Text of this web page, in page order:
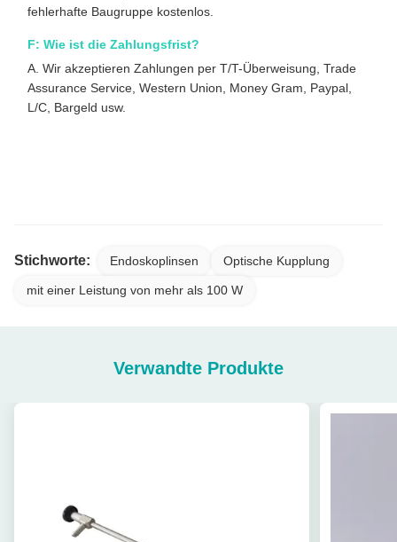
fehlerhafte Baugruppe kostenlos.
F: Wie ist die Zahlungsfrist?
A. Wir akzeptieren Zahlungen per T/T-Überweisung, Trade
Assurance Service, Western Union, Money Gram, Paypal,
L/C, Bargeld usw.
Stichworte: Endoskoplinsen Optische Kupplung
mit einer Leistung von mehr als 100 W
Verwandte Produkte